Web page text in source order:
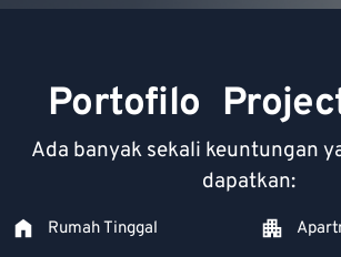
Portofilo
Ada banyak sekali keuntungan
dapatkan:
Rumah Tinggal